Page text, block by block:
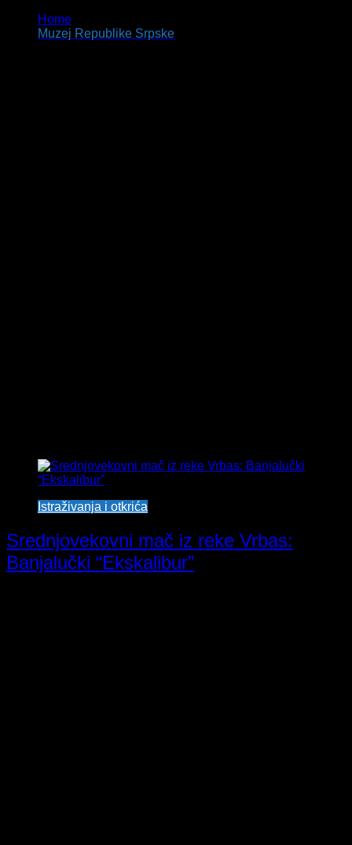
Home
Muzej Republike Srpske
Istraživanja i otkrića
Srednjovekovni mač iz reke Vrbas:
Banjalučki “Ekskalibur”